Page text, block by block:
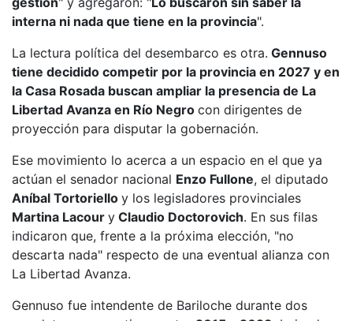
interna ni nada que tiene en la provincia".
La lectura política del desembarco es otra. Gennuso
tiene decidido competir por la provincia en 2027 y en
la Casa Rosada buscan ampliar la presencia de La
Libertad Avanza en Río Negro con dirigentes de
proyección para disputar la gobernación.
Ese movimiento lo acerca a un espacio en el que ya
actúan el senador nacional Enzo Fullone, el diputado
Aníbal Tortoriello y los legisladores provinciales
Martina Lacour y Claudio Doctorovich. En sus filas
indicaron que, frente a la próxima elección, "no
descarta nada" respecto de una eventual alianza con
La Libertad Avanza.
Gennuso fue intendente de Bariloche durante dos